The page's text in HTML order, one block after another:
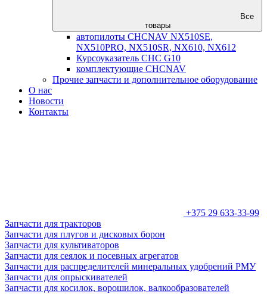
Все
товары
автопилоты CHCNAV NX510SE,
NX510PRO, NX510SR, NX610, NX612
Курсоуказатель CHC G10
комплектующие CHCNAV
Прочие запчасти и дополнительное оборудование
О нас
Новости
Контакты
+375 29 633-33-99
Запчасти для тракторов
Запчасти для плугов и дисковых борон
Запчасти для культиваторов
Запчасти для сеялок и посевных агрегатов
Запчасти для распределителей минеральных удобрений РМУ
Запчасти для опрыскивателей
Запчасти для косилок, ворошилок, валкообразователей